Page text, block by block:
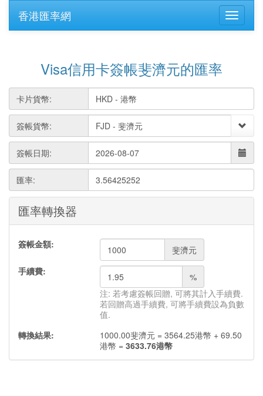
香港匯率網
Visa信用卡簽帳斐濟元的匯率
卡片貨幣:
簽帳貨幣:
簽帳日期:
匯率: 3.56425252
匯率轉換器
簽帳金額:
斐濟元
手續費:
%
注: 若考慮簽帳回贈, 可將其計入手續費.
若回贈高過手續費, 可將手續費設為負數
值.
轉換結果:
1000.00斐濟元 = 3564.25港幣 + 69.50
港幣 = 3633.76港幣